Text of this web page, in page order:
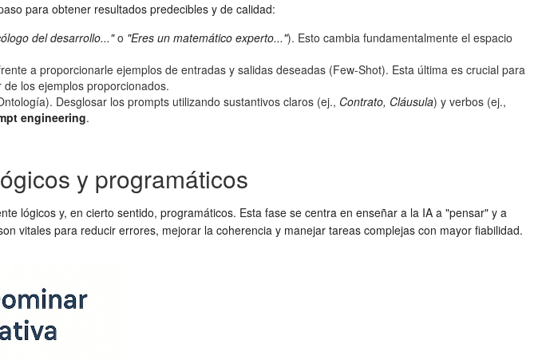
para obtener resultados predecibles y de calidad:
del desarrollo..."o "Eres un matemático experto..."). Esto cambia fundamentalmente el espacio
a proporcionarle ejemplos de entradas y salidas deseadas (Few-Shot). Esta última es crucial para
los ejemplos proporcionados.
Desglosar los prompts utilizando sustantivos claros (ej., Contrato, Cláusula) y verbos (ej.,
engineering.
y programáticos
lógicos y, en cierto sentido, programáticos. Esta fase se centra en enseñar a la IA a "pensar" y a
vitales para reducir errores, mejorar la coherencia y manejar tareas complejas con mayor fiabilidad.